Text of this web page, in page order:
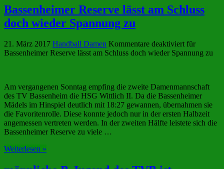
Bassenheimer Reserve lässt am Schluss
doch wieder Spannung zu
21. März 2017 Handball Damen Kommentare deaktiviertfür
Bassenheimer Reserve lässt am Schluss doch wieder Spannung zu
Am vergangenen Sonntag empfing die zweite Damenmannschaft
des TV Bassenheim die HSG Wittlich II. Da die Bassenheimer
Mädels im Hinspiel deutlich mit 18:27 gewannen, übernahmen sie
die Favoritenrolle. Diese konnte jedoch nur in der ersten Halbzeit
angemessen vertreten werden. In der zweiten Hälfte leistete sich die
Bassenheimer Reserve zu viele …
Weiterlesen »